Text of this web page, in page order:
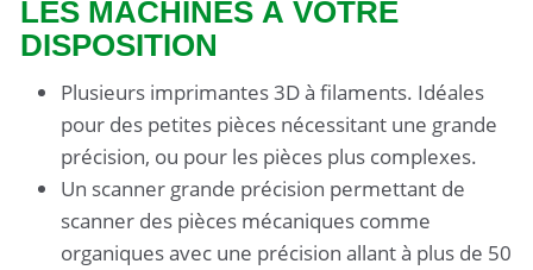
LES MACHINES À VOTRE
DISPOSITION
Plusieurs imprimantes 3D à filaments. Idéales
pour des petites pièces nécessitant une grande
précision, ou pour les pièces plus complexes.
Un scanner grande précision permettant de
scanner des pièces mécaniques comme
organiques avec une précision allant à plus de 50